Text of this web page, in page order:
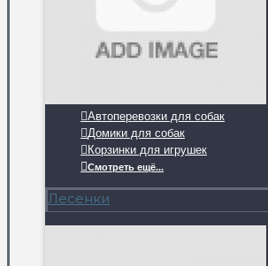
Автоперевозки для собак
Домики для собак
Корзинки для игрушек
Смотреть ещё...
Лесенки